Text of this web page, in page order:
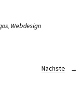
Webdesign
Nächste